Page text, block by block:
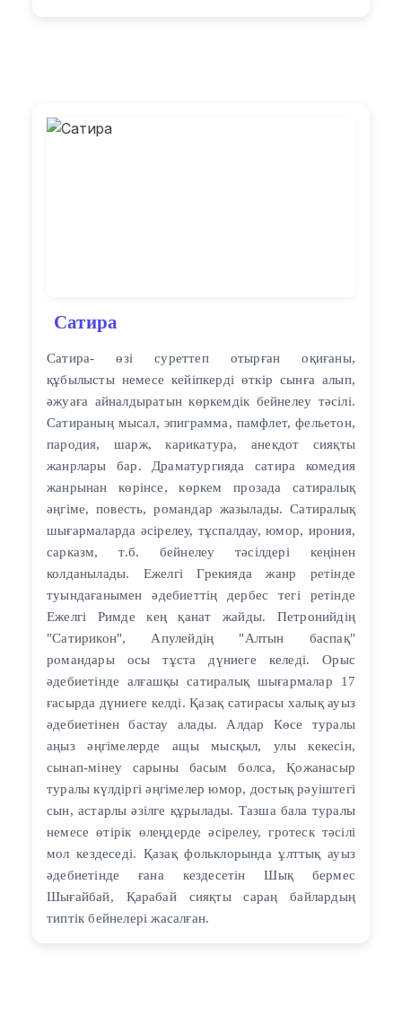
Сатира
Сатира- өзі суреттеп отырған оқиғаны,
құбылысты немесе кейіпкерді өткір сынға алып,
әжуаға айналдыратын көркемдік бейнелеу тәсілі.
Сатираның мысал, эпиграмма, памфлет, фельетон,
пародия, шарж, карикатура, анекдот сияқты
жанрлары бар. Драматургияда сатира комедия
жанрынан көрінсе, көркем прозада сатиралық
әңгіме, повесть, романдар жазылады. Сатиралық
шығармаларда әсірелеу, тұспалдау, юмор, ирония,
сарказм, т.б. бейнелеу тәсілдері кеңінен
колданылады. Ежелгі Грекияда жанр ретінде
туындағанымен әдебиеттің дербес тегі ретінде
Ежелгі Римде кең қанат жайды. Петронийдің
"Сатирикон", Апулейдің "Алтын баспақ"
романдары осы тұста дүниеге келеді. Орыс
әдебиетінде алғашқы сатиралық шығармалар 17
ғасырда дүниеге келді. Қазақ сатирасы халық ауыз
әдебиетінен бастау алады. Алдар Көсе туралы
аңыз әңгімелерде ащы мысқыл, улы кекесін,
сынап-мінеу сарыны басым болса, Қожанасыр
туралы күлдіргі әңгімелер юмор, достық рәуіштегі
сын, астарлы әзілге құрылады. Тазша бала туралы
немесе өтірік өлеңдерде әсірелеу, гротеск тәсілі
мол кездеседі. Қазақ фольклорында ұлттық ауыз
әдебиетінде ғана кездесетін Шық бермес
Шығайбай, Қарабай сияқты сараң байлардың
типтік бейнелері жасалған.